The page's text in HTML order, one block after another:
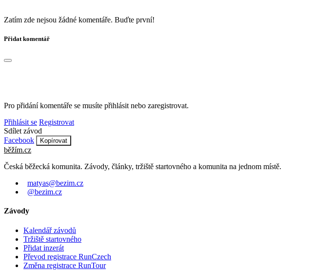
Zatím zde nejsou žádné komentáře. Buďte první!
Přidat komentář
Pro přidání komentáře se musíte přihlásit nebo zaregistrovat.
Přihlásit se Registrovat
Sdílet závod
Facebook
Kopírovat
běžím.cz
Česká běžecká komunita. Závody, články, tržiště startovného a komunita na jednom místě.
matyas@bezim.cz
@bezim.cz
Závody
Kalendář závodů
Tržiště startovného
Přidat inzerát
Převod registrace RunCzech
Změna registrace RunTour